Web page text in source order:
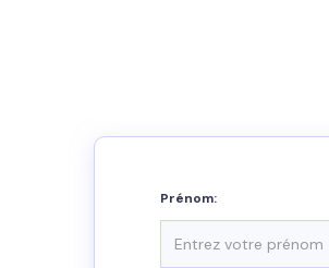
Prénom: